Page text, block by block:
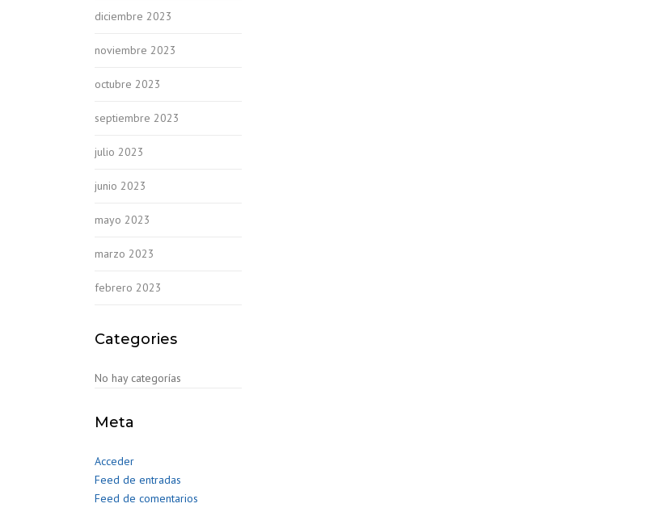
diciembre 2023
noviembre 2023
octubre 2023
septiembre 2023
julio 2023
junio 2023
mayo 2023
marzo 2023
febrero 2023
Categories
No hay categorías
Meta
Acceder
Feed de entradas
Feed de comentarios